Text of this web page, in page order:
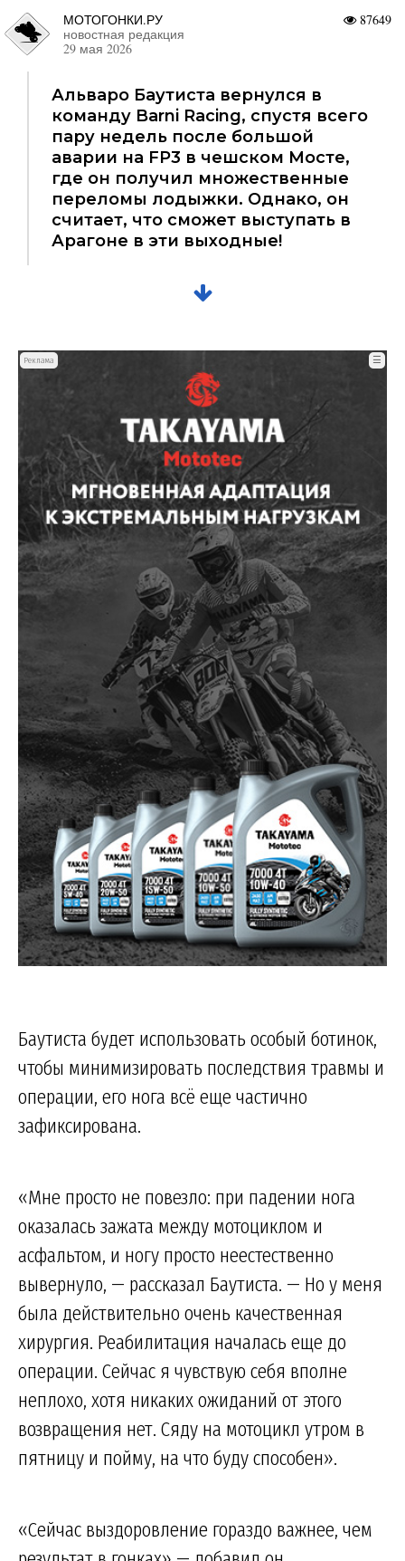
87649
МОТОГОНКИ.РУ
новостная редакция
29 мая 2026
Альваро Баутиста вернулся в
команду Barni Racing, спустя всего
пару недель после большой
аварии на FP3 в чешском Мосте,
где он получил множественные
переломы лодыжки. Однако, он
считает, что сможет выступать в
Арагоне в эти выходные!
Реклама ☰
Баутиста будет использовать особый ботинок,
чтобы минимизировать последствия травмы и
операции, его нога всё еще частично
зафиксирована.
«Мне просто не повезло: при падении нога
оказалась зажата между мотоциклом и
асфальтом, и ногу просто неестественно
вывернуло, — рассказал Баутиста. — Но у меня
была действительно очень качественная
хирургия. Реабилитация началась еще до
операции. Сейчас я чувствую себя вполне
неплохо, хотя никаких ожиданий от этого
возвращения нет. Сяду на мотоцикл утром в
пятницу и пойму, на что буду способен».
«Сейчас выздоровление гораздо важнее, чем